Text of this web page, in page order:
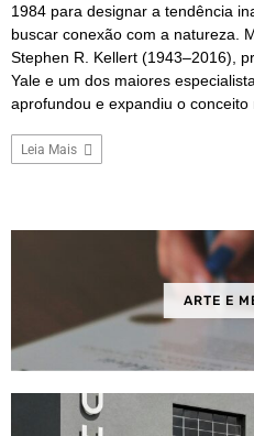
1984 para designar a tendência
buscar conexão com a natureza.
Stephen R. Kellert (1943–2016),
Yale e um dos maiores
aprofundou e expandiu o
Leia Mais
ARTE E